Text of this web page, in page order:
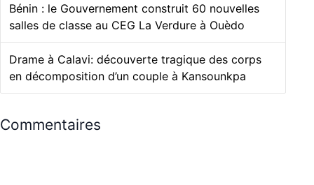
Bénin : le Gouvernement construit 60 nouvelles
salles de classe au CEG La Verdure à Ouèdo
Drame à Calavi: découverte tragique des corps
en décomposition d’un couple à Kansounkpa
Commentaires